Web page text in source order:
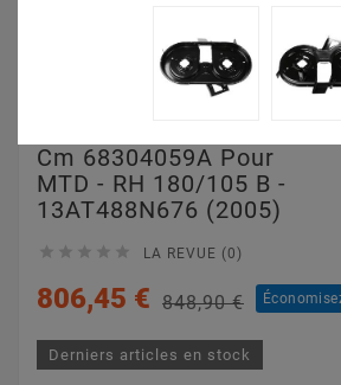
Cm 68304059A Pour
MTD - RH 180/105 B -
13AT488N676 (2005)
     LA REVUE (0)
806,45 € 848,90 €
Derniers articles en stock